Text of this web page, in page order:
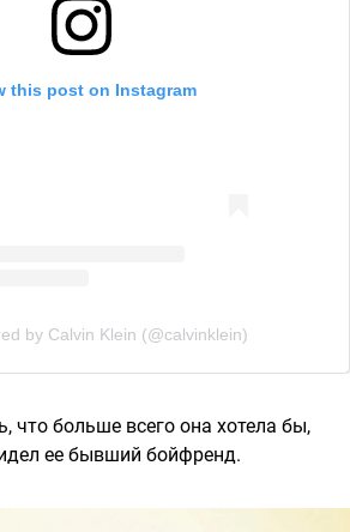
this post on Instagram
by Calvin Klein (@calvinklein)
что больше всего она хотела бы,
ее бывший бойфренд.